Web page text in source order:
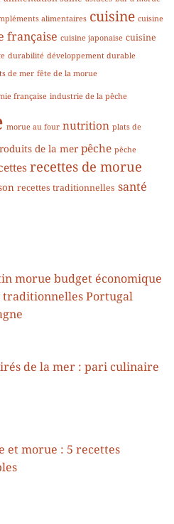
alimentaires cuisine cuisine
française cuisine japonaise cuisine
durabilité développement durable
de mer fête de la morue
française industrie de la pêche
morue au four nutrition plats de
de la mer pêche pêche
recettes de morue
recettes traditionnelles santé
morue budget économique
traditionnelles Portugal
de la mer : pari culinaire
et morue : 5 recettes